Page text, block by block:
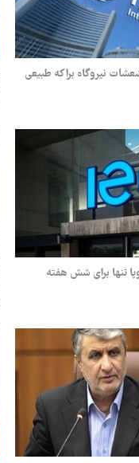
نیروگاه براکه طبیعی
تنها برای شش هفته